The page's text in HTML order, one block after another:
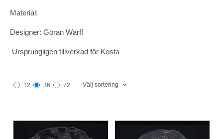
Material:
Designer: Göran Wärff
Ursprungligen tillverkad för Kosta
12 36 72 Välj sortering